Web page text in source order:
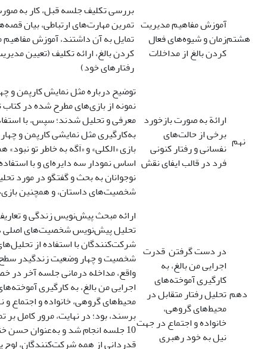
هشتم
آموزش مفاهیم مدیریت
زمان و شیوه‌های فعال
کردن بالغ از مداخلات
بررسی تکلیف جلسه قبل، کار به
تمرین مهارت‌های ارتباطی، بیان
تمایل به آن داشتند، آموزش
کردن بالغ، ارائه تکلیف (تعیین
رفتارهای خود)
نهم
ارائة به صورت بازخورد
برخی از حالت‌های
نفسانی و رفتار کنونی
فرد در قالب ایفای نقش
توضیح درباره مثل نمایش کارپمن و
نمونه از بازی‌های مطرح شده در
معرفی و تحلیل شدند؛ سپس، با
به‌کارگیری مثل نمایشی کارپمن و
بازی «الکلی» و «اَگه به خاطر تو نبود»
اساس نمودار سه دایره‌ای و با
نوجوانان به بحث و گفتگو در مورد
شخصیت‌های داستان، و همچنین
دهم
در دست گرفتن قدرت
اجرایی من بالغ، به
کارگیری آموخته‌های
تحلیل رفتار متقابل در
محیط‌های گروهی،
خانواده و اجتماع در جهت
نیل به خود رهبری
ارائه مبحث پیش‌نویس زندگی و
تحلیل پیش‌نویس شخصیت‌های اصلی
شرکت‌کنندگان با استفاده از
شخصیت و چهار وضعیت زندگیدر سطح
واقع، مداخله درمانی جلسه آخر
اجرایی من بالغ، به کارگیری
محیط‌های گروهی، خانواده و اجتماع و
برسند، بود؛ در نهایت، مرور کامل
10 جلسه انجام شد و به‌عنوان
قدردانی از همه شرکت‌کنندگان، لوح